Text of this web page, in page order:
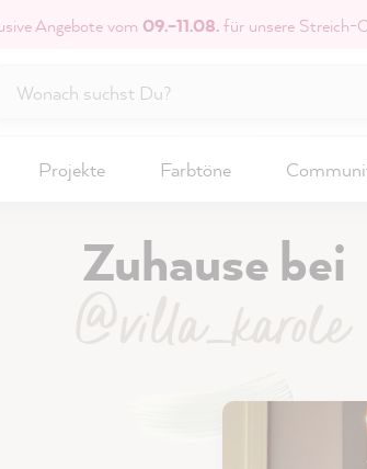
Angebote vom 09.–11.08.für unsere Streich-
Projekte Farbtöne
Zuhause bei